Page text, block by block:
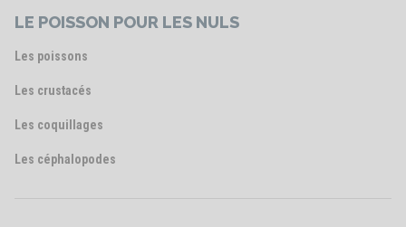
LE POISSON POUR LES NULS
Les poissons
Les crustacés
Les coquillages
Les céphalopodes